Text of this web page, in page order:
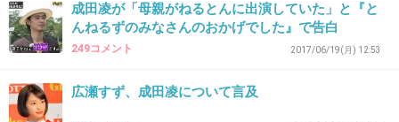
33. 匿名2018/02/08(木) 12:48:39
堂珍はモンハンに忙しいから(笑)
+18
成田凌が「母親がねるとんに出演していた」と『と
んねるずのみなさんのおかげでした』で告白
249コメント 2017/06/19(月) 12:53
広瀬すず、成田凌について言及